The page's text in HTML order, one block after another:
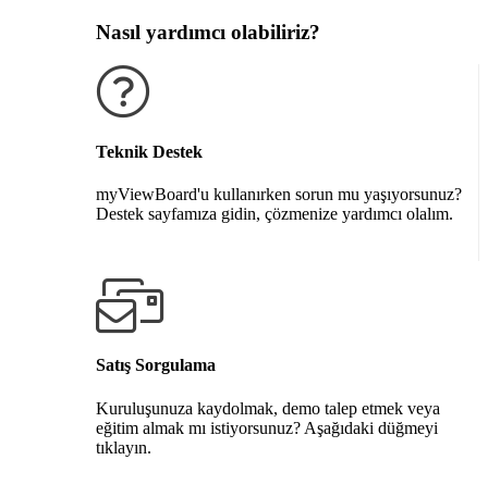
Nasıl yardımcı olabiliriz?
Teknik Destek
myViewBoard'u kullanırken sorun mu yaşıyorsunuz?
Destek sayfamıza gidin, çözmenize yardımcı olalım.
Satış Sorgulama
Kuruluşunuza kaydolmak, demo talep etmek veya
eğitim almak mı istiyorsunuz? Aşağıdaki düğmeyi
tıklayın.